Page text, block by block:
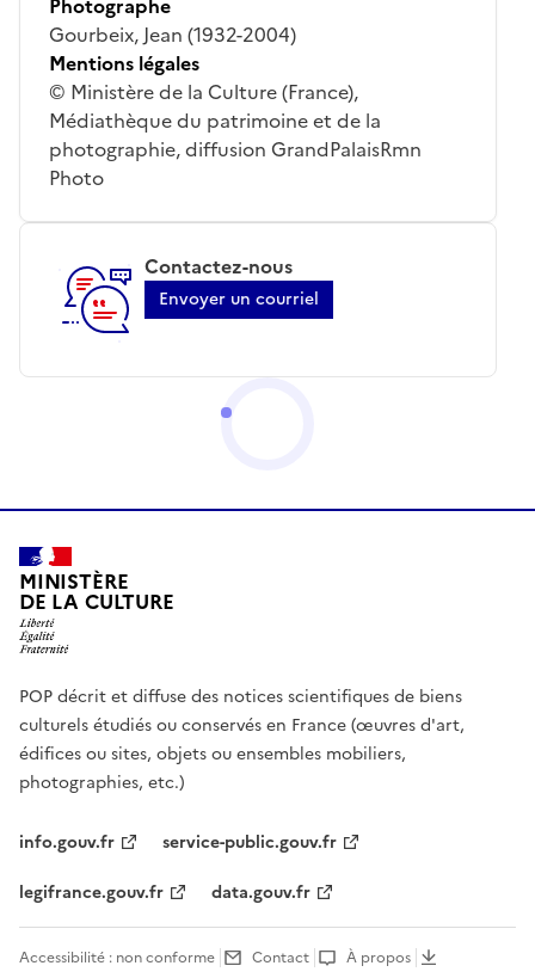
Gourbeix, Jean (1932-2004)
Mentions légales
© Ministère de la Culture (France),
Médiathèque du patrimoine et de la
photographie, diffusion GrandPalaisRmn
Photo
Contactez-nous
Envoyer un courriel
MINISTÈRE
DE LA CULTURE
POP décrit et diffuse des notices scientifiques de biens
culturels étudiés ou conservés en France (œuvres d'art,
édifices ou sites, objets ou ensembles mobiliers,
photographies, etc.)
info.gouv.fr
service-public.gouv.fr
legifrance.gouv.fr
data.gouv.fr
Accessibilité : non conforme Contact À propos